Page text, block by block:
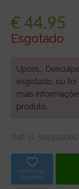
€ 44.95
Esgotado
Upsss...
esgotado, ou foi
mais
produto.
Ref: 11-
Adicionar
favorito